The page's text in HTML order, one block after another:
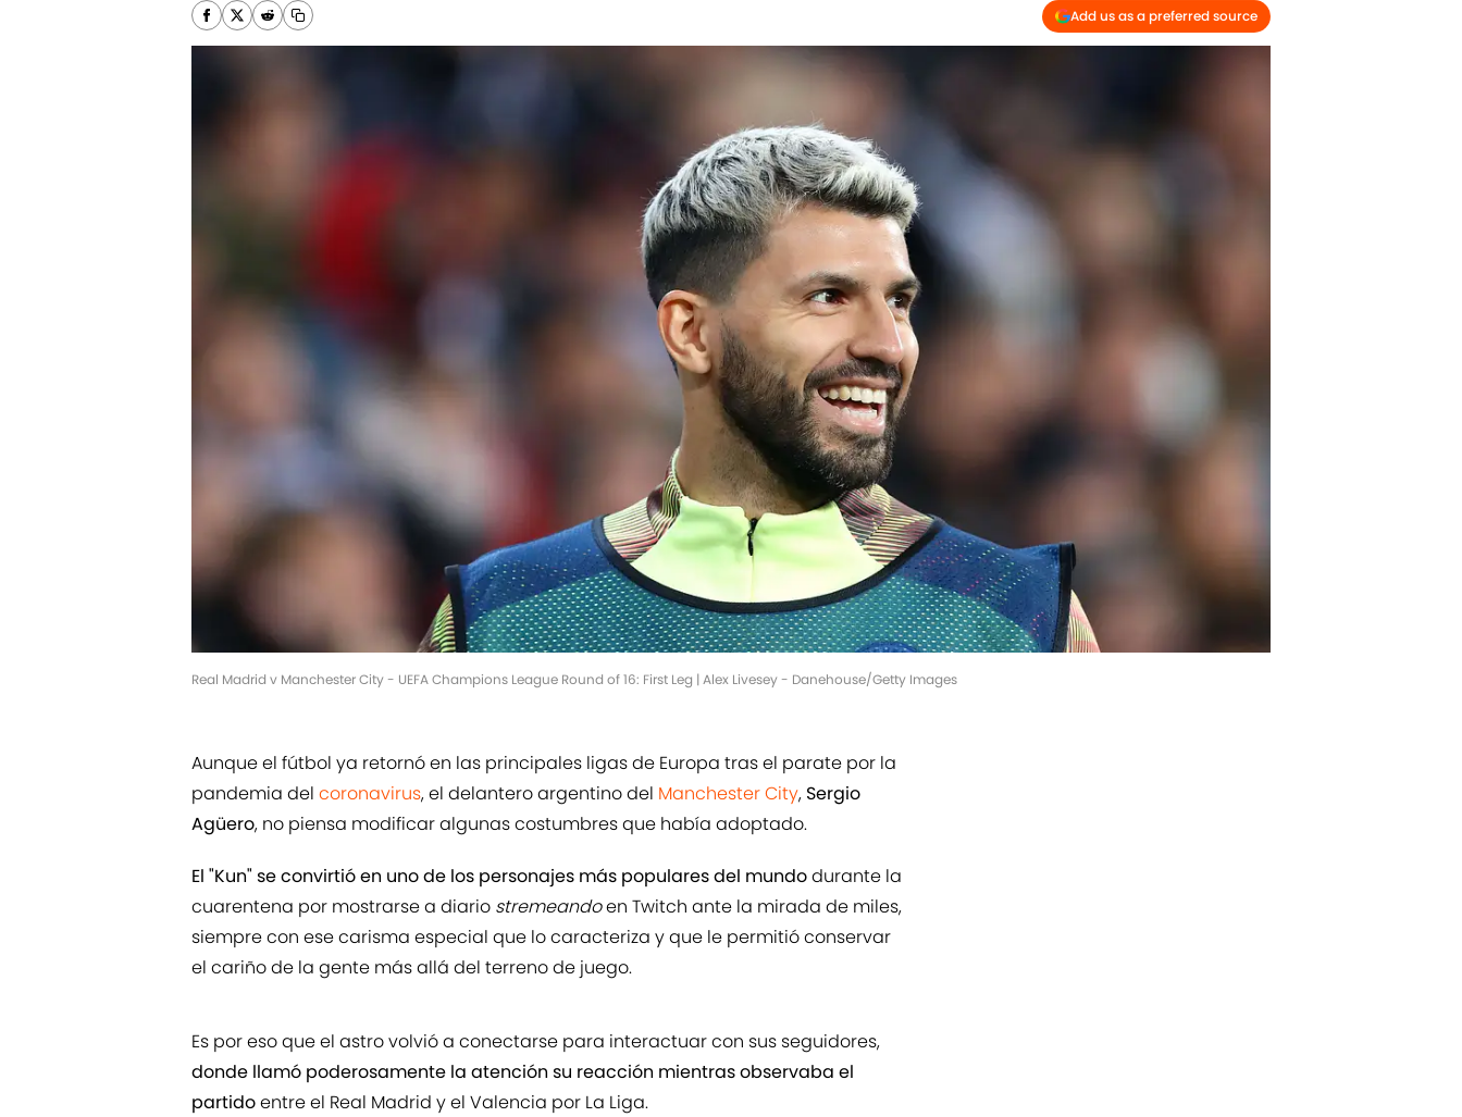
Add us as a preferred source
Real Madrid v Manchester City - UEFA Champions League Round of 16: First Leg | Alex Livesey - Danehouse/Getty Images
Aunque el fútbol ya retornó en las principales ligas de Europa tras el parate por la
pandemia del coronavirus, el delantero argentino del Manchester City, Sergio
Agüero, no piensa modificar algunas costumbres que había adoptado.
El "Kun" se convirtió en uno de los personajes más populares del mundodurante la
cuarentena por mostrarse a diario stremeandoen Twitch ante la mirada de miles,
siempre con ese carisma especial que lo caracteriza y que le permitió conservar
el cariño de la gente más allá del terreno de juego.
Es por eso que el astro volvió a conectarse para interactuar con sus seguidores,
donde llamó poderosamente la atención su reacción mientras observaba el
partidoentre el Real Madrid y el Valencia por La Liga.